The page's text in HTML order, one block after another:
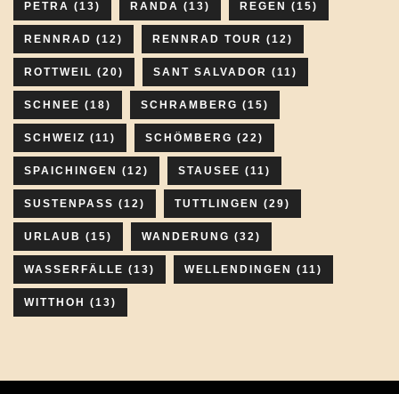
PETRA (13) RANDA (13) REGEN (15)
RENNRAD (12) RENNRAD TOUR (12)
ROTTWEIL (20) SANT SALVADOR (11)
SCHNEE (18) SCHRAMBERG (15)
SCHWEIZ (11) SCHÖMBERG (22)
SPAICHINGEN (12) STAUSEE (11)
SUSTENPASS (12) TUTTLINGEN (29)
URLAUB (15) WANDERUNG (32)
WASSERFÄLLE (13) WELLENDINGEN (11)
WITTHOH (13)